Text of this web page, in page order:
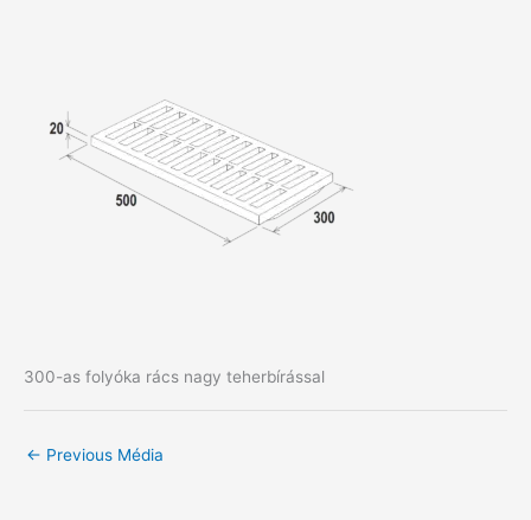
300-as folyóka rács nagy teherbírással
← Previous Média